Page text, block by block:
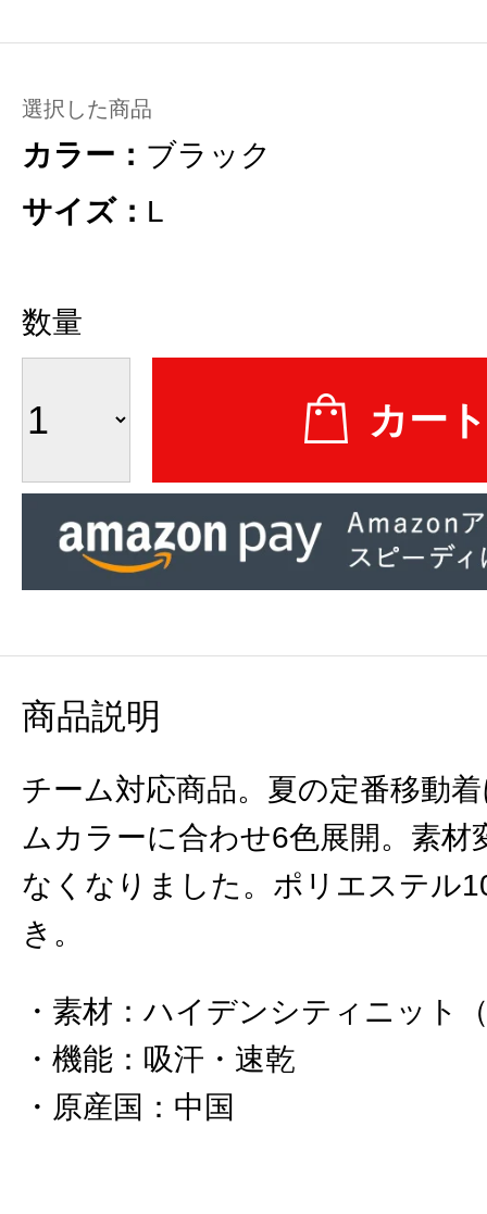
選択した商品
カラー： ブラック
サイズ： L
数量
商品説明
チーム対応商品。夏の定番移動
ムカラーに合わせ6色展開。素材
なくなりました。ポリエステル
き。
素材 ： ハイデンシティニット
機能 ： 吸汗・速乾
原産国 ： 中国